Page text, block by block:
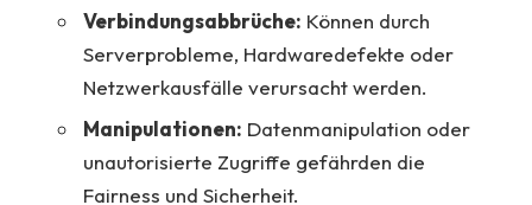
Verbindungsabbrüche: Können durch
Serverprobleme, Hardwaredefekte oder
Netzwerkausfälle verursacht werden.
Manipulationen: Datenmanipulation oder
unautorisierte Zugriffe gefährden die
Fairness und Sicherheit.